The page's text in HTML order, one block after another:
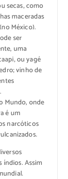
secas, como
maceradas
México).
ser
uma
ou yagé
vinho de
Mundo, onde
é um
narcóticos
índios. Assim